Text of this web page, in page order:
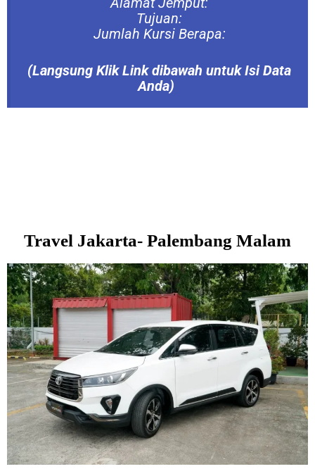
Tujuan:
Jumlah Kursi Berapa:
(Langsung Klik Link dibawah untuk Isi Data
Anda)
Travel Jakarta- Palembang Malam